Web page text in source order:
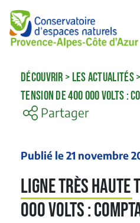
DÉCOUVRIR >LES ACTUALITÉS>
TENSION DE 400 000 VOLTS :
Partager
Publié le 21 novembre
Ligne très haute
000 volts :